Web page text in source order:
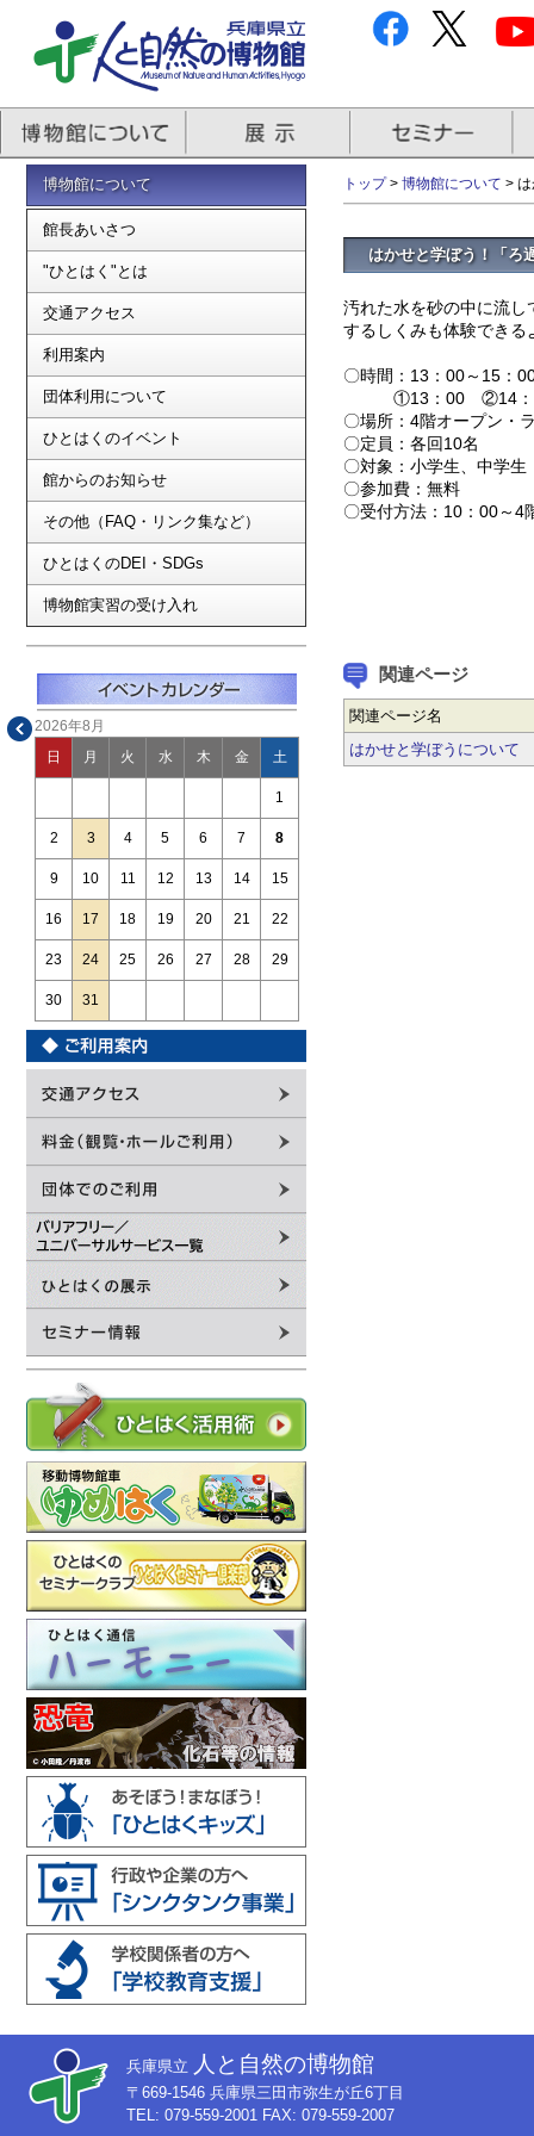
博物館について
館長あいさつ
"ひとはく"とは
交通アクセス
利用案内
団体利用について
ひとはくのイベント
館からのお知らせ
その他（FAQ・リンク集など）
ひとはくのDEI・SDGs
博物館実習の受け入れ
2026年8月
日 月 火 水 木 金 土
1
2 3 4 5 6 7 8
9 10 11 12 13 14 15
16 17 18 19 20 21 22
23 24 25 26 27 28 29
30 31
トップ> 博物館について >
はかせと学ぼう！「ろ
汚れた水を砂の中に流
するしくみも体験できる
〇時間：13：00～15：
①13：00 ②14：00
〇場所：4階オープン・
〇定員：各回10名
〇対象：小学生、中学
〇参加費：無料
〇受付方法：10：00～4
関連ページ
関連ページ名
はかせと学ぼうについて
兵庫県立 人と自然の博物館
〒669-1546 兵庫県三田市弥生が丘6丁目
TEL: 079-559-2001 FAX: 079-559-2007